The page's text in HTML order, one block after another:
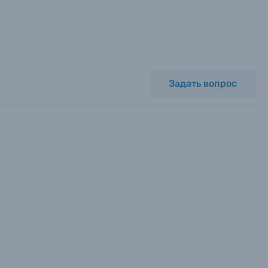
Задать вопрос